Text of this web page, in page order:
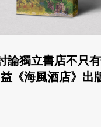
論獨立書店不只
《海風酒店》出